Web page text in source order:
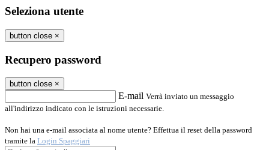
Seleziona utente
button close ×
Recupero password
button close ×
E-mail Verrà inviato un messaggio
all'indirizzo indicato con le istruzioni necessarie.
Non hai una e-mail associata al nome utente? Effettua il reset della password
tramite la Login Spaggiari